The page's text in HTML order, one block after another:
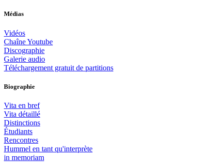
Médias
Vidéos
Chaîne Youtube
Discographie
Galerie audio
Téléchargement gratuit de partitions
Biographie
Vita en bref
Vita détaillé
Distinctions
Étudiants
Rencontres
Hummel en tant qu'interprète
in memoriam